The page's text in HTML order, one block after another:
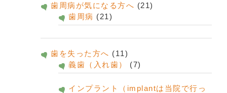
歯周病が気になる方へ (21)
歯周病 (21)
歯を失った方へ (11)
義歯（入れ歯）
(7)
インプラント（implantは当院で行っ